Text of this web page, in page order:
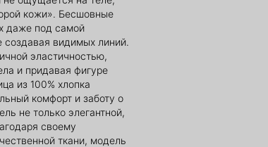
кожи». Бесшовные
даже под самой
видимых линий.
эластичностью,
и придавая фигуре
из 100% хлопка
комфорт и заботу о
не только элегантной,
своему
ткани, модель